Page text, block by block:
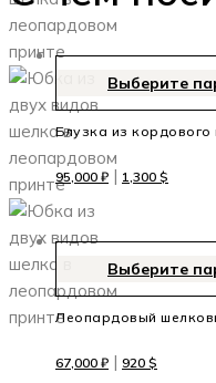
Выберите
Блузка из кордового
95,000 ₽ | 1,300 $
Выберите
Леопардовый
67,000 ₽ | 920 $